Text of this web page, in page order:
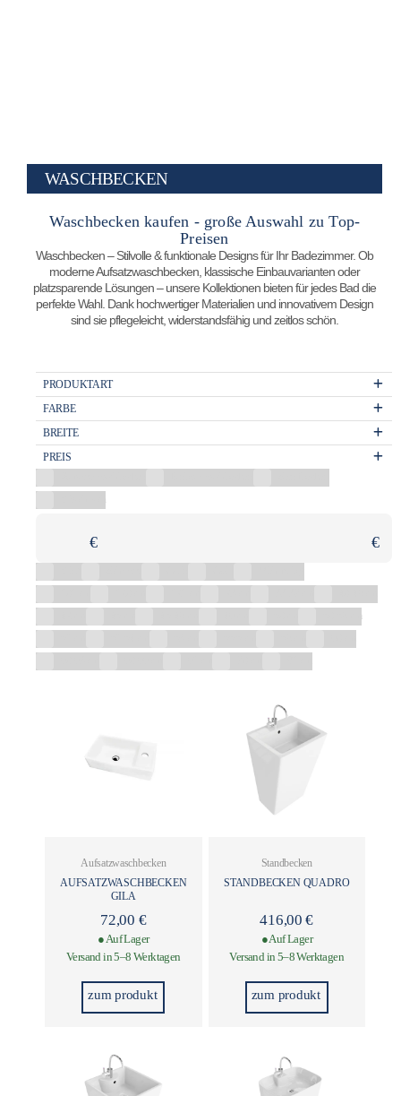
WASCHBECKEN
Waschbecken kaufen - große Auswahl zu Top-
Preisen
Waschbecken – Stilvolle & funktionale Designs für Ihr Badezimmer. Ob
moderne Aufsatzwaschbecken, klassische Einbauvarianten oder
platzsparende Lösungen – unsere Kollektionen bieten für jedes Bad die
perfekte Wahl. Dank hochwertiger Materialien und innovativem Design
sind sie pflegeleicht, widerstandsfähig und zeitlos schön.
PRODUKTART
FARBE
BREITE
PREIS
€ €
50-59 cm
Aufsatzwaschbecken
AUFSATZWASCHBECKEN
GILA
72,00 €
● Auf Lager
Versand in 5–8 Werktagen
zum produkt
Standbecken
STANDBECKEN QUADRO
416,00€
● Auf Lager
Versand in 5–8 Werktagen
zum produkt